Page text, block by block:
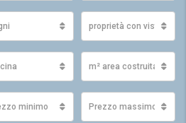
proprietà con vista
m² area costruita
minimo Prezzo massimo